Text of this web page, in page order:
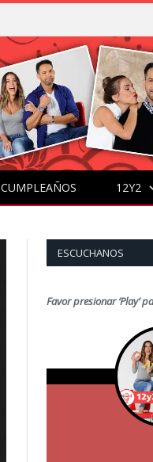
CUMPLEAÑOS 12Y2
ESCUCHANOS
Favor presionar ‘Play’